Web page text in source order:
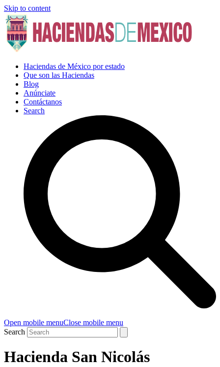
Skip to content
Haciendas de México por estado
Que son las Haciendas
Blog
Anúnciate
Contáctanos
Search
Open mobile menuClose mobile menu
Search
Hacienda San Nicolás